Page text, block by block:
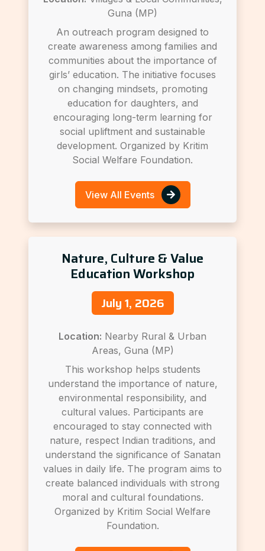
Guna (MP)
An outreach program designed to
create awareness among families and
communities about the importance of
girls’ education. The initiative focuses
on changing mindsets, promoting
education for daughters, and
encouraging long-term learning for
social upliftment and sustainable
development. Organized by Kritim
Social Welfare Foundation.
View All Events
Nature, Culture & Value
Education Workshop
July 1, 2026
Location: Nearby Rural & Urban
Areas, Guna (MP)
This workshop helps students
understand the importance of nature,
environmental responsibility, and
cultural values. Participants are
encouraged to stay connected with
nature, respect Indian traditions, and
understand the significance of Sanatan
values in daily life. The program aims to
create balanced individuals with strong
moral and cultural foundations.
Organized by Kritim Social Welfare
Foundation.